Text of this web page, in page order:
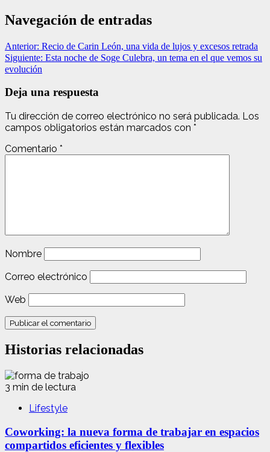
Navegación de entradas
Anterior: Recio de Carin León, una vida de lujos y excesos retrada
Siguiente: Esta noche de Soge Culebra, un tema en el que vemos su
evolución
Deja una respuesta
Tu dirección de correo electrónico no será publicada. Los
campos obligatorios están marcados con *
Comentario *
Nombre
Correo electrónico
Web
Historias relacionadas
3 min de lectura
Lifestyle
Coworking: la nueva forma de trabajar en espacios
compartidos eficientes y flexibles